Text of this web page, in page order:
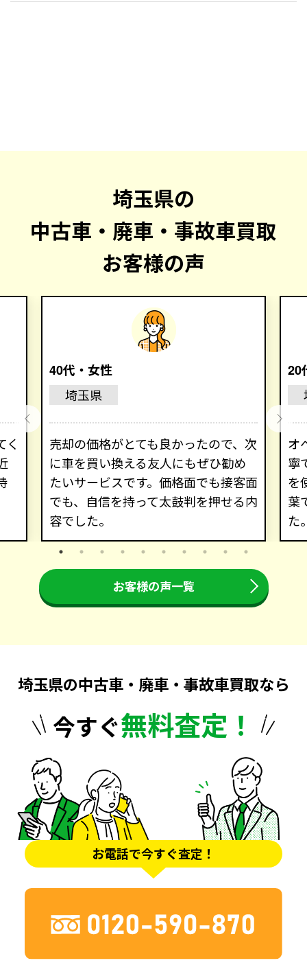
埼玉県の
中古車・廃車・事故車買取
お客様の声
く
40代・女性
埼玉県
売却の価格がとても良かったので、次
に車を買い換える友人にもぜひ勧め
たいサービスです。価格面でも接客面
でも、自信を持って太鼓判を押せる内
容でした。
20
オ
寧
を
葉
た
お客様の声一覧
埼玉県の中古車・廃車・事故車買取なら
今すぐ無料査定！
お電話で今すぐ査定！